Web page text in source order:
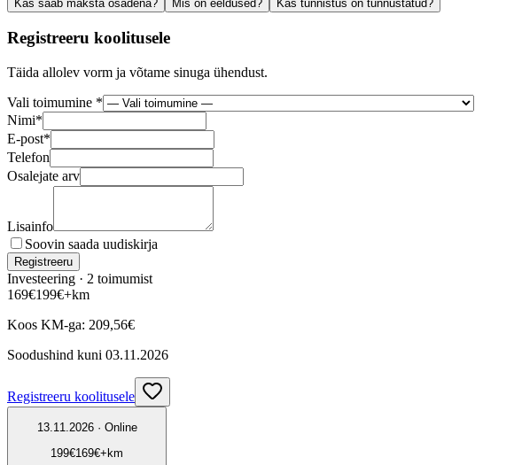
Kas saab maksta osadena?
Mis on eeldused? Kas tunnistus on tunnustatud?
Registreeru koolitusele
Täida allolev vorm ja võtame sinuga ühendust.
Vali toimumine *
Nimi*
E-post*
Telefon
Osalejate arv
Lisainfo
Soovin saada uudiskirja
Registreeru
Investeering · 2 toimumist
169€199€+km
Koos KM-ga: 209,56€
Soodushind kuni 03.11.2026
Registreeru koolitusele
13.11.2026 · Online
199€169€+km